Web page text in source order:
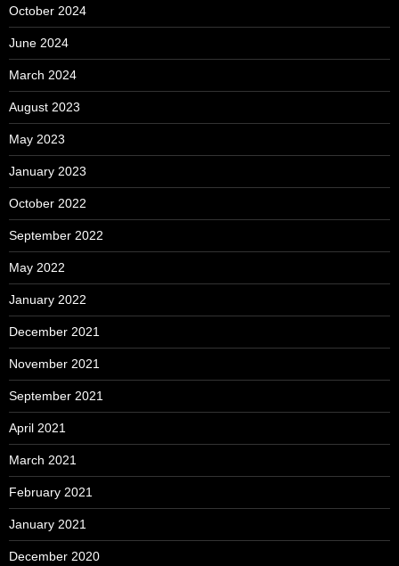
October 2024
June 2024
March 2024
August 2023
May 2023
January 2023
October 2022
September 2022
May 2022
January 2022
December 2021
November 2021
September 2021
April 2021
March 2021
February 2021
January 2021
December 2020